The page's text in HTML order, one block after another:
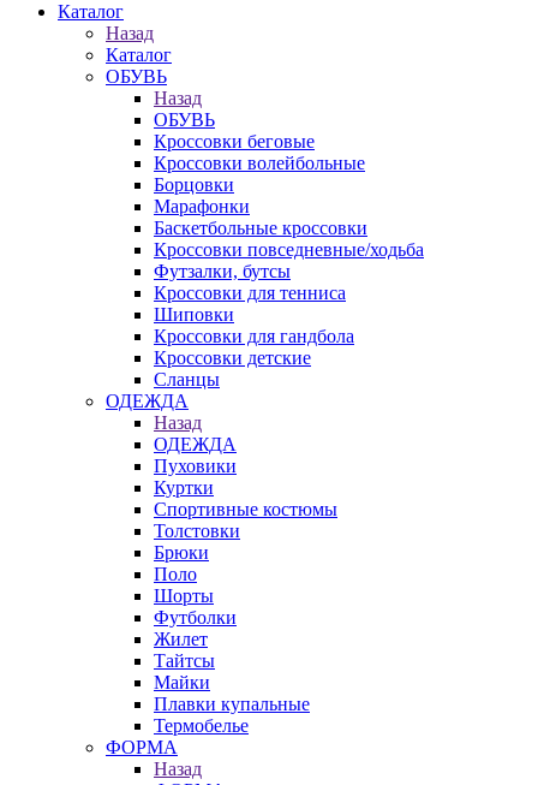
Каталог
Назад
Каталог
ОБУВЬ
Назад
ОБУВЬ
Кроссовки беговые
Кроссовки волейбольные
Борцовки
Марафонки
Баскетбольные кроссовки
Кроссовки повседневные/ходьба
Футзалки, бутсы
Кроссовки для тенниса
Шиповки
Кроссовки для гандбола
Кроссовки детские
Сланцы
ОДЕЖДА
Назад
ОДЕЖДА
Пуховики
Куртки
Спортивные костюмы
Толстовки
Брюки
Поло
Шорты
Футболки
Жилет
Тайтсы
Майки
Плавки купальные
Термобелье
ФОРМА
Назад